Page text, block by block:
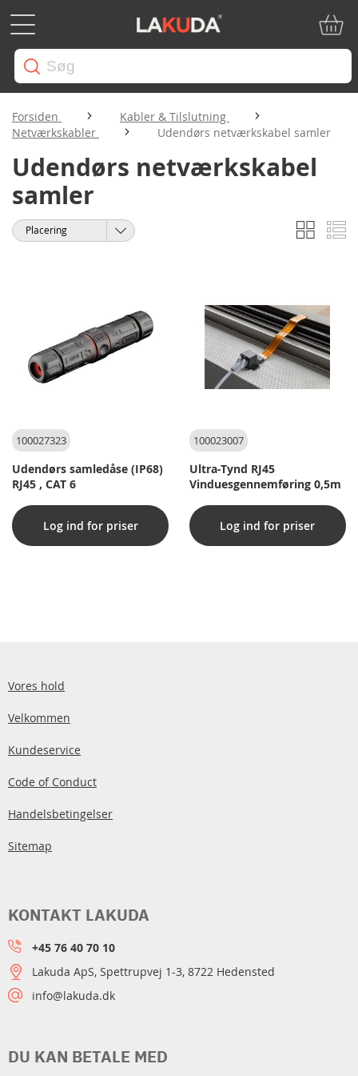
Forsiden
Kabler & Tilslutning
Netværkskabler
Udendørs netværkskabel samler
Udendørs netværkskabel
samler
Vis
som
Gitter
Sorter
100027323
Udendørs samledåse (IP68)
RJ45 , CAT 6
Log ind for priser
100023007
Ultra-Tynd RJ45
Vinduesgennemføring 0,5m
Log ind for priser
Vores hold
Velkommen
Kundeservice
Code of Conduct
Handelsbetingelser
Sitemap
DU KAN BETALE MED
KONTAKT LAKUDA
+45 76 40 70 10
Lakuda ApS, Spettrupvej 1-3, 8722 Hedensted
info@lakuda.dk